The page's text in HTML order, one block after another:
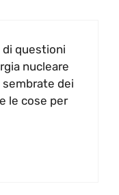
di questioni
nucleare
dei
le cose per